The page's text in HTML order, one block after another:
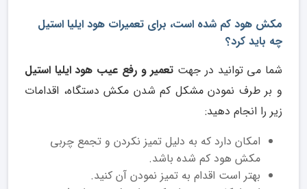
مکش هود کم شده است، برای تعمیرات هود ایلیا استیل
چه باید کرد؟
شما می توانید در جهت تعمیر و رفع عیب هود ایلیا استیل
و بر طرف نمودن مشکل کم شدن مکش دستگاه، اقدامات
زیر را انجام دهید:
امکان دارد که به دلیل تمیز نکردن و تجمع چربی
مکش هود کم شده باشد.
بهتر است اقدام به تمیز نمودن آن کنید.